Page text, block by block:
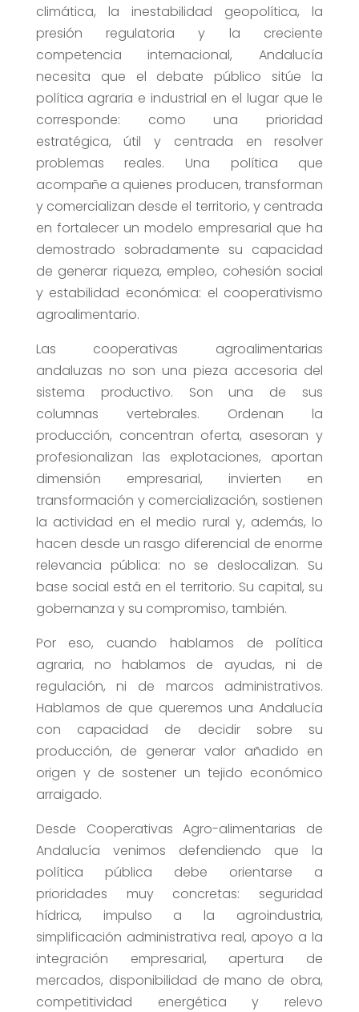
climática, la inestabilidad geopolítica, la
presión regulatoria y la creciente
competencia internacional, Andalucía
necesita que el debate público sitúe la
política agraria e industrial en el lugar que le
corresponde: como una prioridad
estratégica, útil y centrada en resolver
problemas reales. Una política que
acompañe a quienes producen, transforman
y comercializan desde el territorio, y centrada
en fortalecer un modelo empresarial que ha
demostrado sobradamente su capacidad
de generar riqueza, empleo, cohesión social
y estabilidad económica: el cooperativismo
agroalimentario.
Las cooperativas agroalimentarias
andaluzas no son una pieza accesoria del
sistema productivo. Son una de sus
columnas vertebrales. Ordenan la
producción, concentran oferta, asesoran y
profesionalizan las explotaciones, aportan
dimensión empresarial, invierten en
transformación y comercialización, sostienen
la actividad en el medio rural y, además, lo
hacen desde un rasgo diferencial de enorme
relevancia pública: no se deslocalizan. Su
base social está en el territorio. Su capital, su
gobernanza y su compromiso, también.
Por eso, cuando hablamos de política
agraria, no hablamos de ayudas, ni de
regulación, ni de marcos administrativos.
Hablamos de que queremos una Andalucía
con capacidad de decidir sobre su
producción, de generar valor añadido en
origen y de sostener un tejido económico
arraigado.
Desde Cooperativas Agro-alimentarias de
Andalucía venimos defendiendo que la
política pública debe orientarse a
prioridades muy concretas: seguridad
hídrica, impulso a la agroindustria,
simplificación administrativa real, apoyo a la
integración empresarial, apertura de
mercados, disponibilidad de mano de obra,
competitividad energética y relevo